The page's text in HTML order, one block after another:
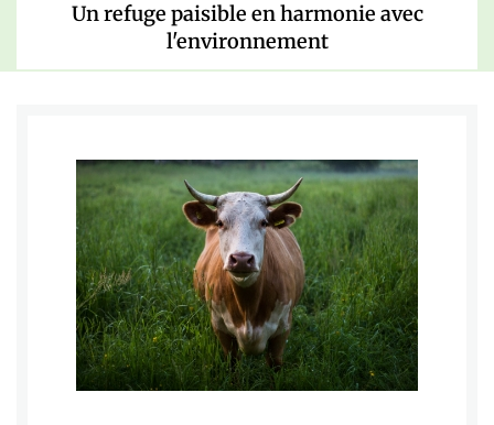
Un refuge paisible en harmonie avec
l'environnement